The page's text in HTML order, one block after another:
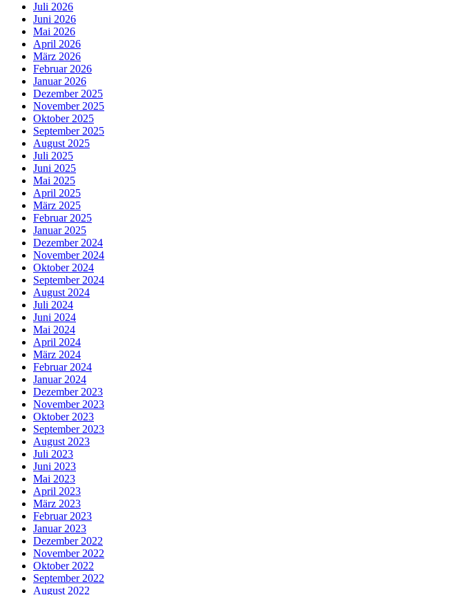
Juli 2026
Juni 2026
Mai 2026
April 2026
März 2026
Februar 2026
Januar 2026
Dezember 2025
November 2025
Oktober 2025
September 2025
August 2025
Juli 2025
Juni 2025
Mai 2025
April 2025
März 2025
Februar 2025
Januar 2025
Dezember 2024
November 2024
Oktober 2024
September 2024
August 2024
Juli 2024
Juni 2024
Mai 2024
April 2024
März 2024
Februar 2024
Januar 2024
Dezember 2023
November 2023
Oktober 2023
September 2023
August 2023
Juli 2023
Juni 2023
Mai 2023
April 2023
März 2023
Februar 2023
Januar 2023
Dezember 2022
November 2022
Oktober 2022
September 2022
August 2022